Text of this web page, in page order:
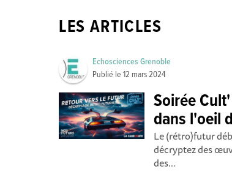
LES ARTICLES
Echosciences Grenoble
Publié le12 mars 2024
Soirée
dans l'oeil
Le (rétro)futur
décryptez des
des...